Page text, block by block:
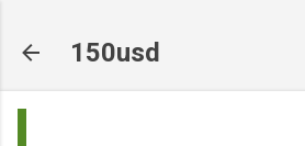
150usd